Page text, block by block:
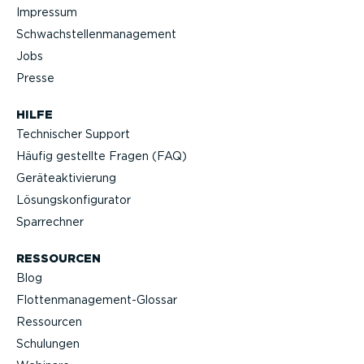
HILFE
Technischer Support
Häufig gestellte Fragen (FAQ)
Geräteak­ti­vierung
Lösungs­kon­fi­gu­rator
Sparrechner
RESSOURCEN
Blog
Flotten­management-Glossar
Ressourcen
Schulungen
Impressum
Schwach­stel­len­ma­nagement
Jobs
Presse